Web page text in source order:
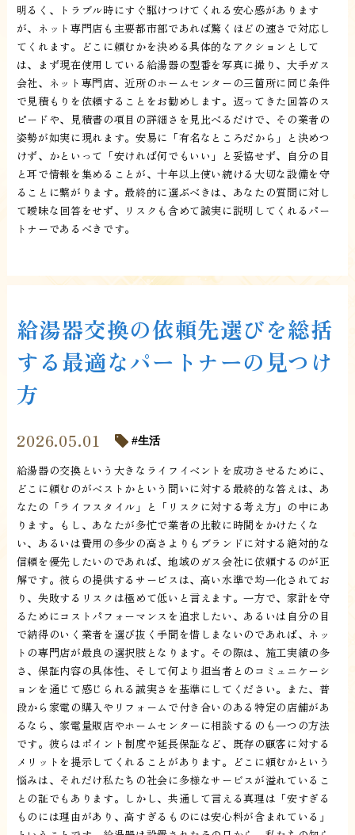
明るく、トラブル時にすぐ駆けつけてくれる安心感があります
が、ネット専門店も主要都市部であれば驚くほどの速さで対応し
てくれます。どこに頼むかを決める具体的なアクションとして
は、まず現在使用している給湯器の型番を写真に撮り、大手ガス
会社、ネット専門店、近所のホームセンターの三箇所に同じ条件
で見積もりを依頼することをお勧めします。返ってきた回答のス
ピードや、見積書の項目の詳細さを見比べるだけで、その業者の
姿勢が如実に現れます。安易に「有名なところだから」と決めつ
けず、かといって「安ければ何でもいい」と妥協せず、自分の目
と耳で情報を集めることが、十年以上使い続ける大切な設備を守
ることに繋がります。最終的に選ぶべきは、あなたの質問に対し
て曖昧な回答をせず、リスクも含めて誠実に説明してくれるパー
トナーであるべきです。
給湯器交換の依頼先選びを総括
する最適なパートナーの見つけ
方
2026.05.01 生活
給湯器の交換という大きなライフイベントを成功させるために、
どこに頼むのがベストかという問いに対する最終的な答えは、あ
なたの「ライフスタイル」と「リスクに対する考え方」の中にあ
ります。もし、あなたが多忙で業者の比較に時間をかけたくな
い、あるいは費用の多少の高さよりもブランドに対する絶対的な
信頼を優先したいのであれば、地域のガス会社に依頼するのが正
解です。彼らの提供するサービスは、高い水準で均一化されてお
り、失敗するリスクは極めて低いと言えます。一方で、家計を守
るためにコストパフォーマンスを追求したい、あるいは自分の目
で納得のいく業者を選び抜く手間を惜しまないのであれば、ネッ
トの専門店が最良の選択肢となります。その際は、施工実績の多
さ、保証内容の具体性、そして何より担当者とのコミュニケーシ
ョンを通じて感じられる誠実さを基準にしてください。また、普
段から家電の購入やリフォームで付き合いのある特定の店舗があ
るなら、家電量販店やホームセンターに相談するのも一つの方法
です。彼らはポイント制度や延長保証など、既存の顧客に対する
メリットを提示してくれることがあります。どこに頼むかという
悩みは、それだけ私たちの社会に多様なサービスが溢れているこ
との証でもあります。しかし、共通して言える真理は「安すぎる
ものには理由があり、高すぎるものには安心料が含まれている」